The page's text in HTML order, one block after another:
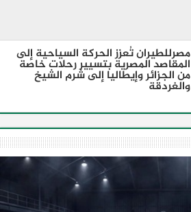
مصرللطيران تُعزز الحركة السياحية إلى
المقاصد المصرية بتسيير رحلات خاصة
من الجزائر وإيطاليا إلى شرم الشيخ
والغردقة